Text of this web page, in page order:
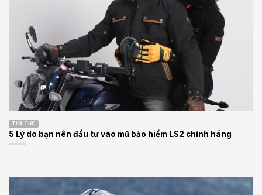
TIN TỨC
5 Lý do bạn nên đầu tư vào mũ bảo hiểm LS2 chính hãng